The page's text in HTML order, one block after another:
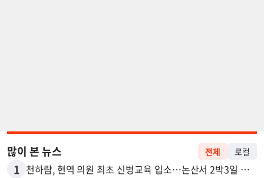
많이 본 뉴스 전체 로컬
1 천하람, 현역 의원 최초 신병교육 입소…논산서 2박3일 생활